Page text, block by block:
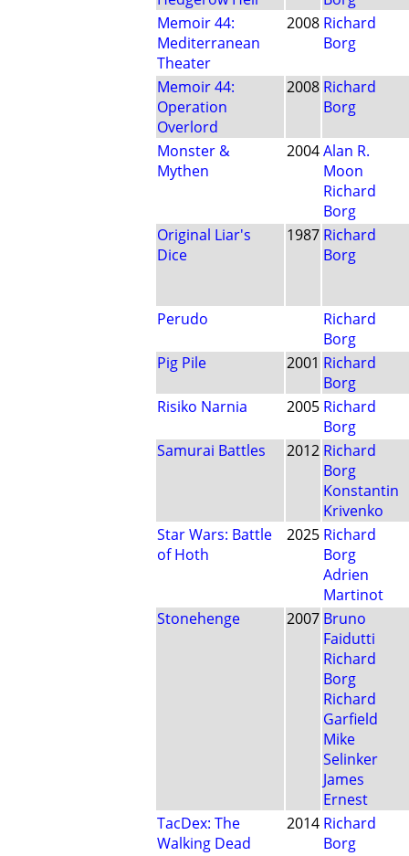
Memoir 44:
Mediterranean
Theater
2008 Richard
Borg
Memoir 44:
Operation
Overlord
2008 Richard
Borg
Monster &
Mythen
2004Alan R.
Moon
Richard
Borg
Original Liar's
Dice
1987 Richard
Borg
Perudo
Richard
Borg
Pig Pile
2001 Richard
Borg
Risiko Narnia
2005 Richard
Borg
Samurai Battles
2012 Richard
Borg
Konstantin
Krivenko
Star Wars: Battle
of Hoth
2025 Richard
Borg
Adrien
Martinot
Stonehenge
2007 Bruno
Faidutti
Richard
Borg
Richard
Garfield
Mike
Selinker
James
Ernest
TacDex: The
Walking Dead
2014 Richard
Borg